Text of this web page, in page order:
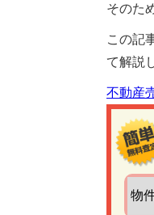
そのた
この記
て解説
不動産